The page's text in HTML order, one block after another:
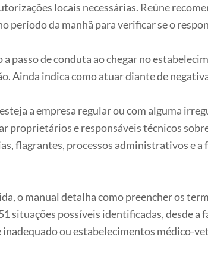
locais necessárias. Reúne
período da manhã para verificar se o
a passo de conduta ao chegar no
Ainda indica como atuar diante de
a empresa regular ou com alguma
proprietários e responsáveis técnicos
flagrantes, processos administrativos e
o manual detalha como preencher os
situações possíveis identificadas, desde
ou estabelecimentos médico-